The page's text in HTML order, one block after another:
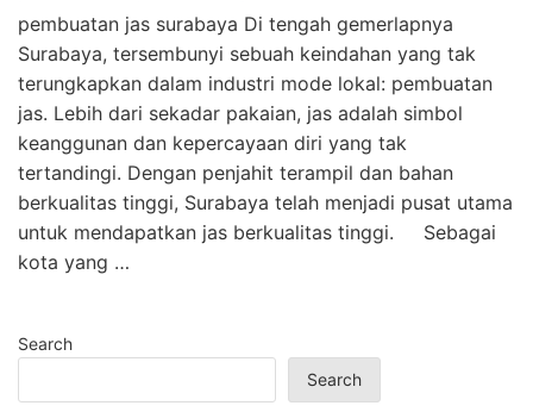
pembuatan jas surabaya Di tengah gemerlapnya
Surabaya, tersembunyi sebuah keindahan yang tak
terungkapkan dalam industri mode lokal: pembuatan
jas. Lebih dari sekadar pakaian, jas adalah simbol
keanggunan dan kepercayaan diri yang tak
tertandingi. Dengan penjahit terampil dan bahan
berkualitas tinggi, Surabaya telah menjadi pusat utama
untuk mendapatkan jas berkualitas tinggi. Sebagai
kota yang …
Search
Search